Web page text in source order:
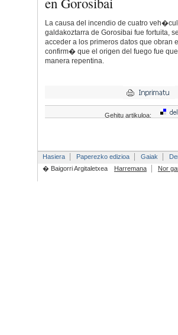
La causa del incendio de cuatro
galdakoztarra de Gorosibai fue fortuita,
acceder a los primeros datos que obran
confirm� que el origen del fuego fue
manera repentina.
Gehitu artikuloa:
Hasiera Paperezko edizioa Gaiak
� Baigorri Argitaletxea
Harremana Nor